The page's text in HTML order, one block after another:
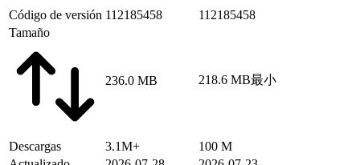
Código de versión 112185458
112185458
Tamaño
236.0 MB 218.6 MB最小
Descargas 3.1M+
100 M